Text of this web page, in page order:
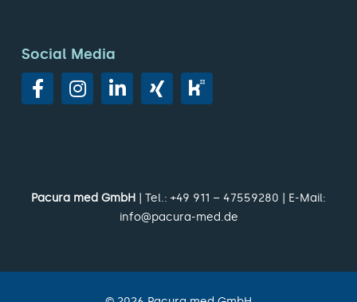
Social Media
Pacura med GmbH | Tel.: +49 911 – 47559280 | E-Mail:
info@pacura-med.de